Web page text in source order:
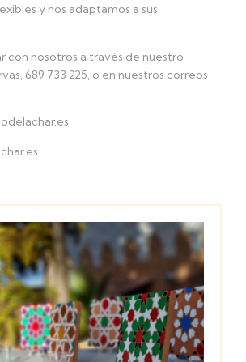
y nos adaptamos a sus
con nosotros a través de nuestro
689 733 225, o en nuestros correos